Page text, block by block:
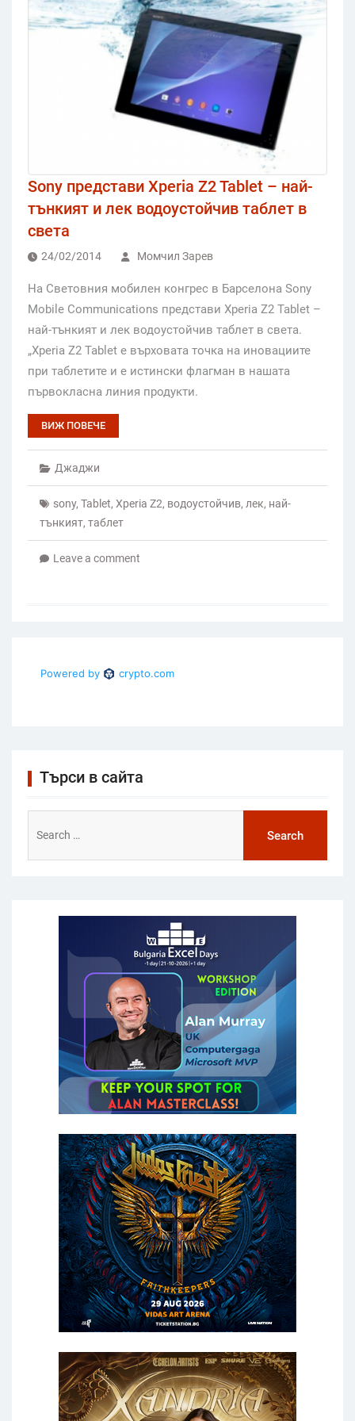
Sony представи Xperia Z2 Tablet – най-
тънкият и лек водоустойчив таблет в
света
24/02/2014 Момчил Зарев
На Световния мобилен конгрес в Барселона Sony
Mobile Communications представи Xperia Z2 Tablet –
най-тънкият и лек водоустойчив таблет в света.
„Xperia Z2 Tablet е върховата точка на иновациите
при таблетите и е истински флагман в нашата
първокласна линия продукти.
ВИЖ ПОВЕЧЕ
Джаджи
sony, Tablet, Xperia Z2, водоустойчив, лек, най-
тънкият, таблет
Leave a comment
Търси в сайта
for: